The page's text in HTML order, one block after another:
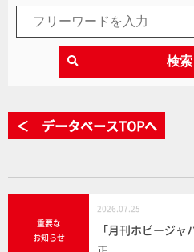
検索
＜ データベースTOPへ
重要な
お知らせ
2026.07.25
「月刊ホビージ